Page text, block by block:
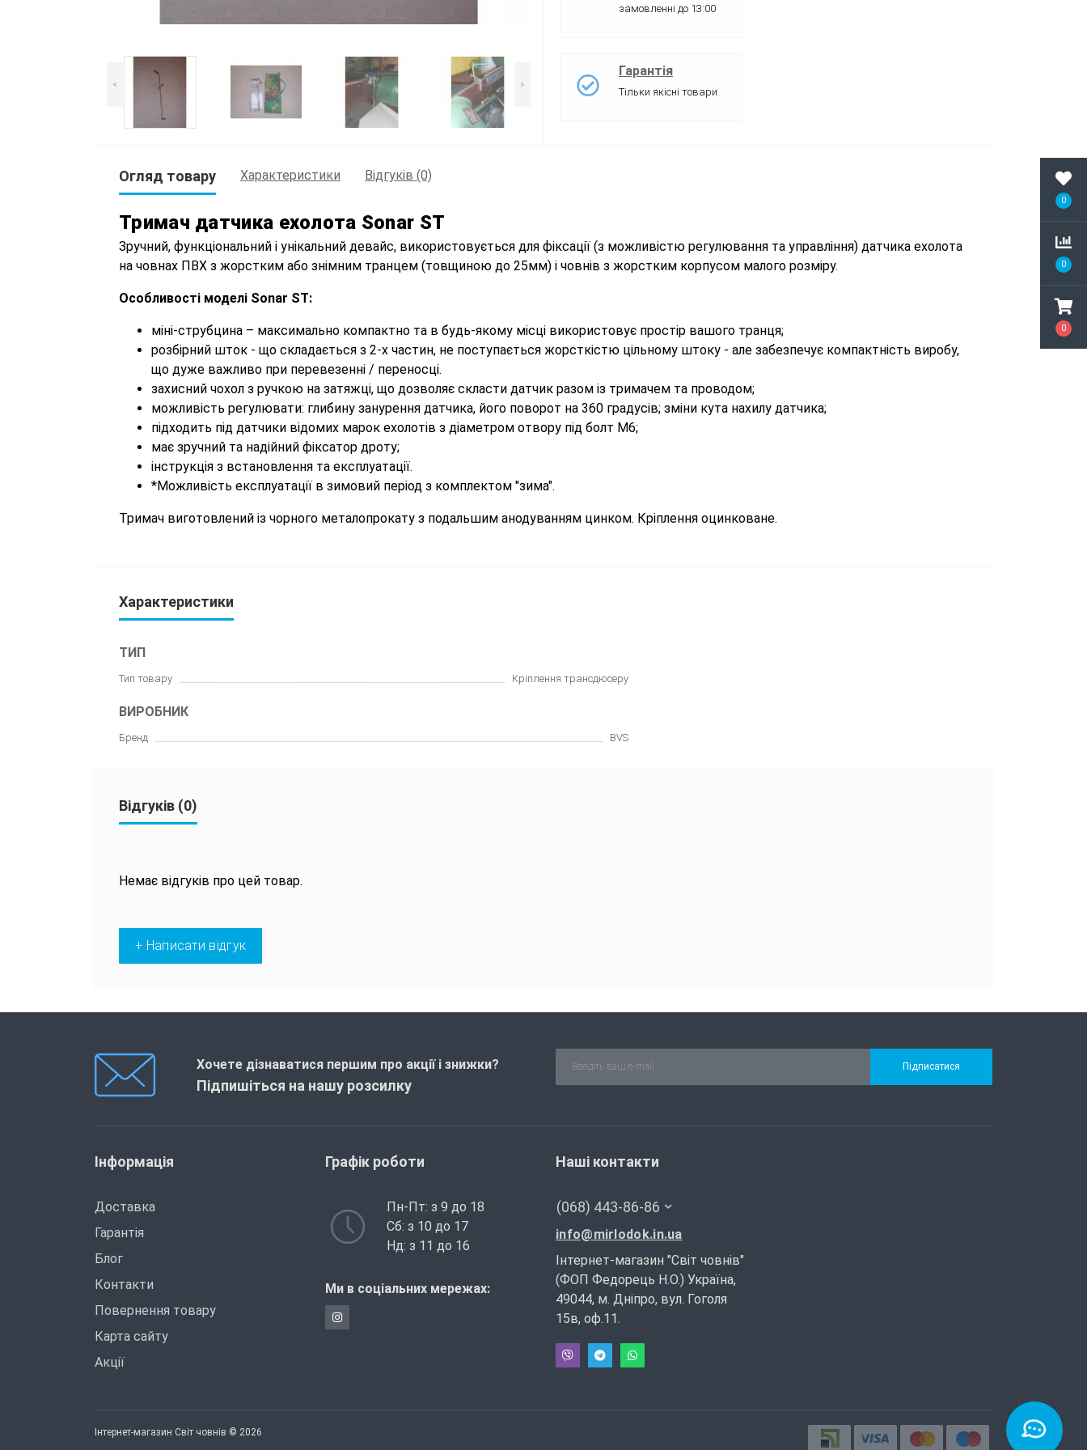
0
0
0
< >
замовленні до 13:00
Гарантія
Тільки якісні товари
Огляд товару Характеристики Відгуків (0)
Тримач датчика ехолота Sonar ST
Зручний, функціональний і унікальний девайс, використовується для фіксації (з можливістю регулювання та управління) датчика ехолота
на човнах ПВХ з жорстким або знімним транцем (товщиною до 25мм) і човнів з жорстким корпусом малого розміру.
Особливості моделі Sonar ST:
міні-струбцина – максимально компактно та в будь-якому місці використовує простір вашого транця;
розбірний шток - що складається з 2-х частин, не поступається жорсткістю цільному штоку - але забезпечує компактність виробу,
що дуже важливо при перевезенні / переносці.
захисний чохол з ручкою на затяжці, що дозволяє скласти датчик разом із тримачем та проводом;
можливість регулювати: глибину занурення датчика, його поворот на 360 градусів; зміни кута нахилу датчика;
підходить під датчики відомих марок ехолотів з діаметром отвору під болт М6;
має зручний та надійний фіксатор дроту;
інструкція з встановлення та експлуатації.
*Можливість експлуатації в зимовий період з комплектом "зима".
Тримач виготовлений із чорного металопрокату з подальшим анодуванням цинком. Кріплення оцинковане.
Характеристики
ТИП
Тип товару Кріплення трансдюсеру
ВИРОБНИК
Бренд BVS
Відгуків (0)
Немає відгуків про цей товар.
+ Написати відгук
Хочете дізнаватися першим про акції і знижки?
Підпишіться на нашу розсилку
Підписатися
Інформація
Доставка
Гарантія
Блог
Контакти
Повернення товару
Карта сайту
Акції
Графік роботи
Пн-Пт: з 9 до 18
Сб: з 10 до 17
Нд: з 11 до 16
Ми в соціальних мережах:
Наші контакти
(068) 443-86-86
info@mirlodok.in.ua
Інтернет-магазин "Світ човнів"
(ФОП Федорець Н.О.) Україна,
49044, м. Дніпро, вул. Гоголя
15в, оф.11.
Інтернет-магазин Світ човнів © 2026